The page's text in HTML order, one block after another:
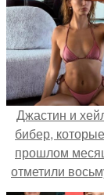
Джастин и
бибер,
прошлом
отметили
годовщину